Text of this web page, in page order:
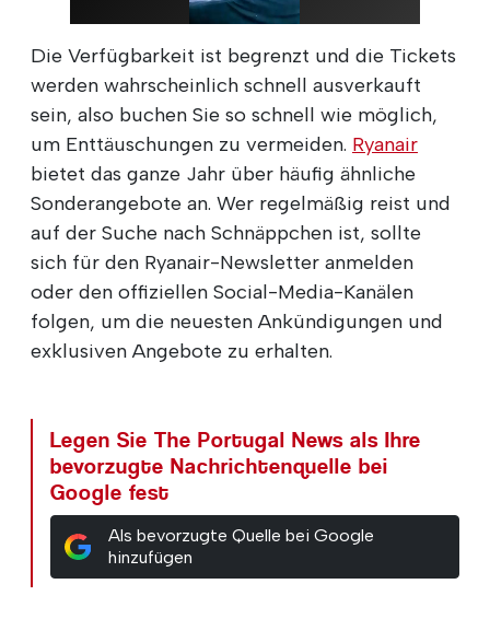
Die Verfügbarkeit ist begrenzt und die Tickets
werden wahrscheinlich schnell ausverkauft
sein, also buchen Sie so schnell wie möglich,
um Enttäuschungen zu vermeiden. Ryanair
bietet das ganze Jahr über häufig ähnliche
Sonderangebote an. Wer regelmäßig reist und
auf der Suche nach Schnäppchen ist, sollte
sich für den Ryanair-Newsletter anmelden
oder den offiziellen Social-Media-Kanälen
folgen, um die neuesten Ankündigungen und
exklusiven Angebote zu erhalten.
Legen Sie The Portugal News als Ihre
bevorzugte Nachrichtenquelle bei
Google fest
Als bevorzugte Quelle bei Google
hinzufügen